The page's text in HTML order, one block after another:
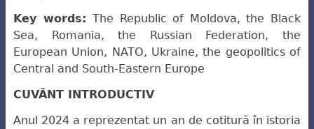
Key words:The Republic of Moldova, the Black
Sea, Romania, the Russian Federation, the
European Union, NATO, Ukraine, the geopolitics of
Central and South-Eastern Europe
CUVÂNT INTRODUCTIV
Anul 2024 a reprezentat un an de cotitură în istoria